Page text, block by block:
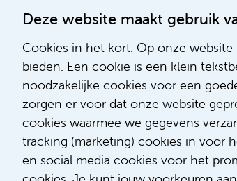
Deze website maakt gebruik
Cookies in het kort. Op onze
bieden. Een cookie is een klein
noodzakelijke cookies voor een
zorgen er voor dat onze website
cookies waarmee we gegevens
tracking (marketing) cookies in voor
en social media cookies voor het